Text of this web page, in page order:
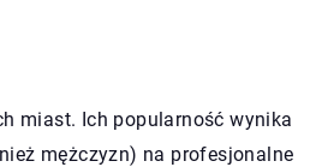
miast. Ich popularność wynika
mężczyzn) na profesjonalne